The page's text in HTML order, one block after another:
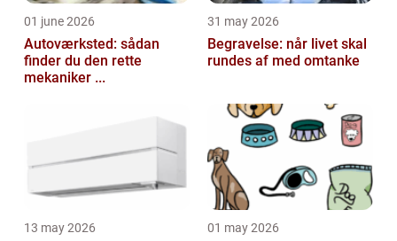
01 june 2026
Autoværksted: sådan
finder du den rette
mekaniker ...
31 may 2026
Begravelse: når livet skal
rundes af med omtanke
13 may 2026 01 may 2026